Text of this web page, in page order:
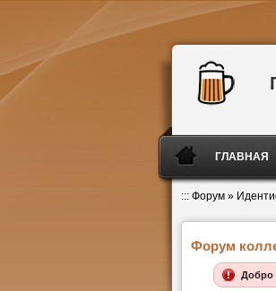
ГЛАВНАЯ
::: Форум »
Форум
Добро